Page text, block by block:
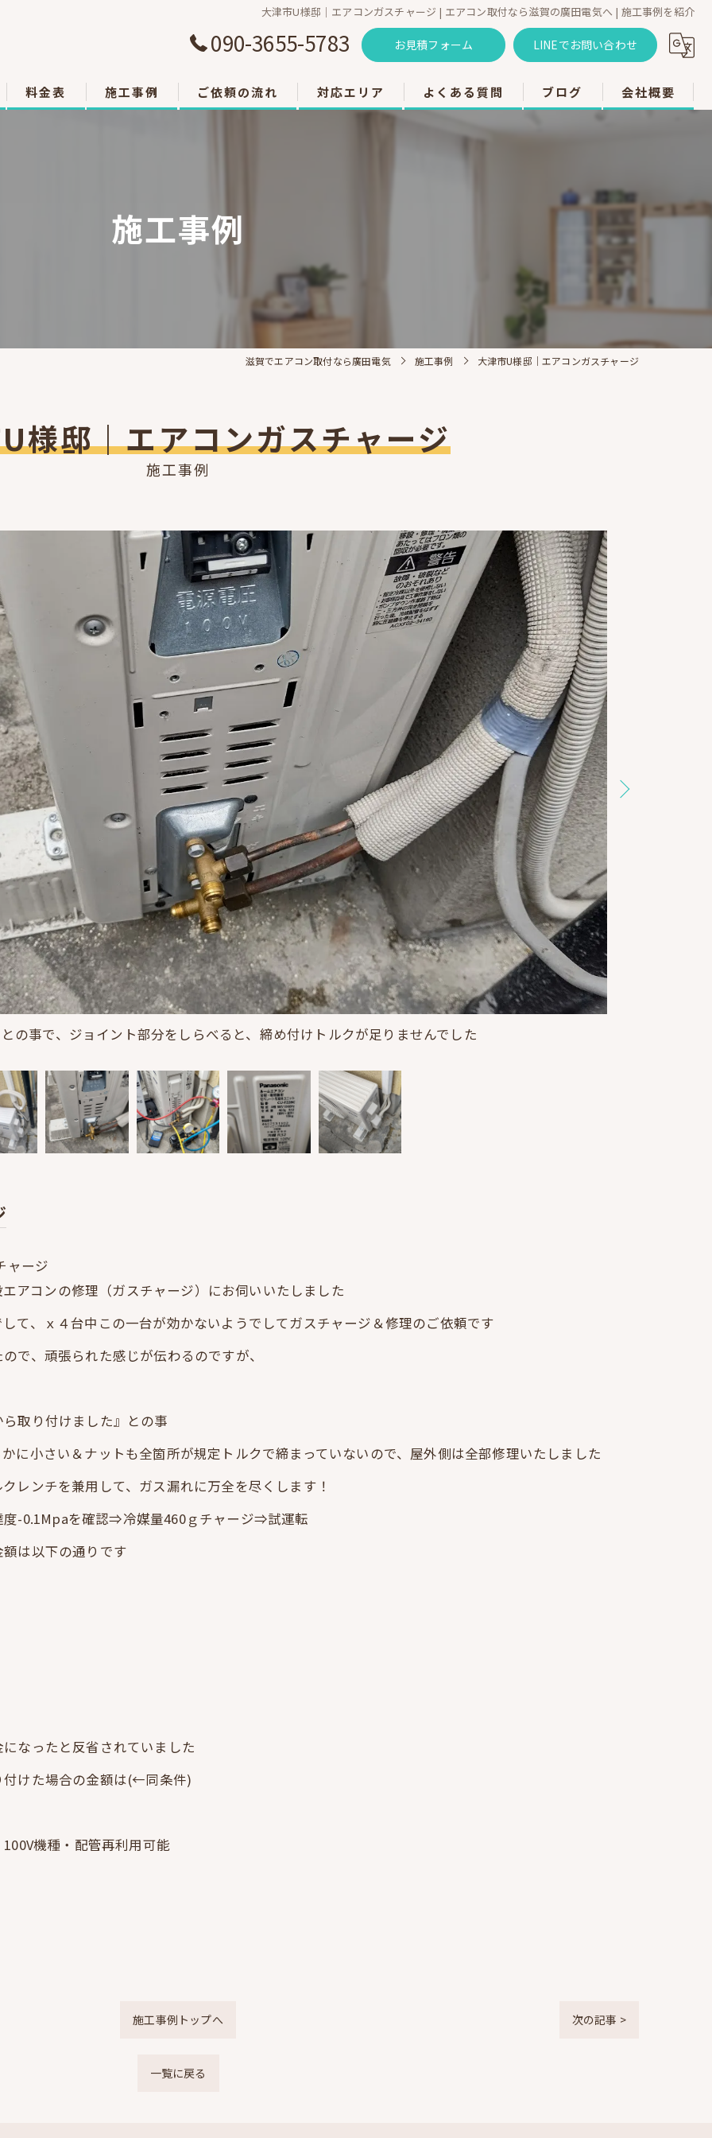
大津市U様邸｜エアコンガスチャージ | エアコン取付なら滋賀の廣田電気へ | 施工事例を紹介
090-3655-5783 お見積フォーム LINEでお問い合わせ
料金表 施工事例 ご依頼の流れ 対応エリア
甲賀市のエアコン工事
よくある質問 ブログ 会社概要
施工事例
滋賀でエアコン取付なら廣田電気 施工事例 大津市U様邸｜エアコンガスチャージ
施工事例
様邸｜エアコンガスチャージ
の事で、ジョイント部分をしらべると、締め付けトルクが足りませんでした
をｘ４か所共、再フレア加工後⇒真空引き＆ガスチャージの準備です！
ャージ
アコンの修理（ガスチャージ）にお伺いいたしました
て、ｘ４台中この一台が効かないようでしてガスチャージ＆修理のご依頼です
で、頑張られた感じが伝わるのですが、
取り付けました』との事
に小さい＆ナットも全箇所が規定トルクで締まっていないので、屋外側は全部修理いたしました
レンチを兼用して、ガス漏れに万全を尽くします！
-0.1Mpaを確認⇒冷媒量460ｇチャージ⇒試運転
は以下の通りです
なったと反省されていました
付けた場合の金額は(←同条件)
機種・配管再利用可能
施工事例トップへ 次の記事 >
一覧に戻る